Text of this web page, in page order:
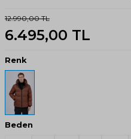
12.990,00TL
6.495,00 TL
Renk
Beden